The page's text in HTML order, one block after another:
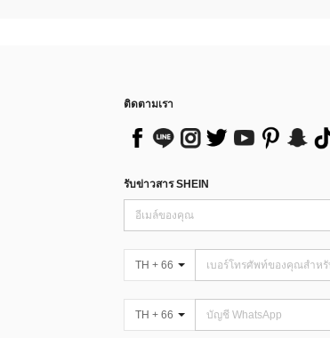
ติดตามเรา
รับข่าวสาร SHEIN
TH + 66
TH + 66